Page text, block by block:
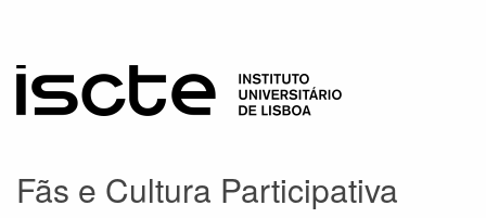
Fãs e Cultura Participativa